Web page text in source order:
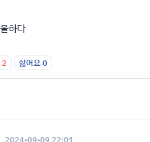
하다
2 싫어요0
2024-09-09 22:01